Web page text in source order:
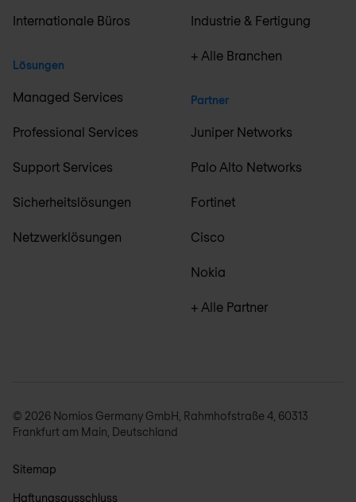
Internationale Büros
Lösungen
Managed Services
Professional Services
Support Services
Sicherheitslösungen
Netzwerklösungen
Industrie & Fertigung
+ Alle Branchen
Partner
Juniper Networks
Palo Alto Networks
Fortinet
Cisco
Nokia
+ Alle Partner
© 2026 Nomios Germany GmbH, Rahmhofstraße 4, 60313
Frankfurt am Main, Deutschland
Sitemap
Haftungsausschluss